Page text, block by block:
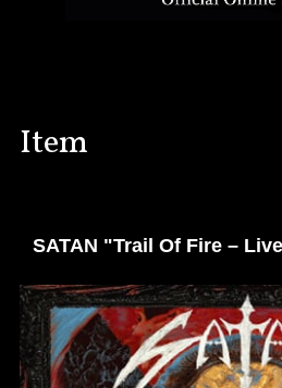
Item
SATAN "Trail Of Fire –